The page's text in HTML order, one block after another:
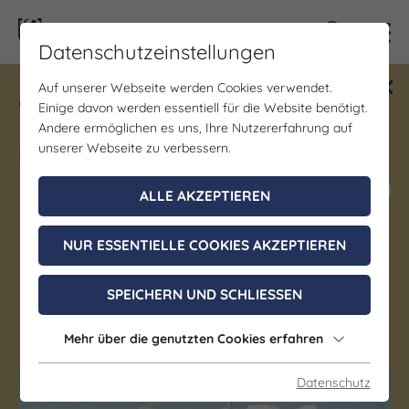
Gewinne ein Blind Date mit Saale-
Unstrut! Teilnahme vom 1.7. - 18.12.
möglich.
Jetzt mitmachen
Hausboot Casa di Lago****
Braunsbedra
Datenschutzeinstellungen
Auf unserer Webseite werden Cookies verwendet.
Einige davon werden essentiell für die Website benötigt.
Andere ermöglichen es uns, Ihre Nutzererfahrung auf
unserer Webseite zu verbessern.
ALLE AKZEPTIEREN
NUR ESSENTIELLE COOKIES AKZEPTIEREN
SPEICHERN UND SCHLIESSEN
Mehr über die genutzten Cookies erfahren
Datenschutz